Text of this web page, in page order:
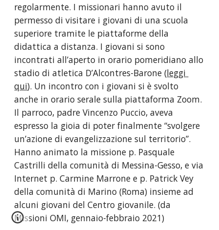
regolarmente. I missionari hanno avuto il
permesso di visitare i giovani di una scuola
superiore tramite le piattaforme della
didattica a distanza. I giovani si sono
incontrati all’aperto in orario pomeridiano allo
stadio di atletica D’Alcontres-Barone (leggi
qui). Un incontro con i giovani si è svolto
anche in orario serale sulla piattaforma Zoom.
Il parroco, padre Vincenzo Puccio, aveva
espresso la gioia di poter finalmente “svolgere
un’azione di evangelizzazione sul territorio”.
Hanno animato la missione p. Pasquale
Castrilli della comunità di Messina-Gesso, e via
Internet p. Carmine Marrone e p. Patrick Vey
della comunità di Marino (Roma) insieme ad
alcuni giovani del Centro giovanile. (da
Missioni OMI, gennaio-febbraio 2021)